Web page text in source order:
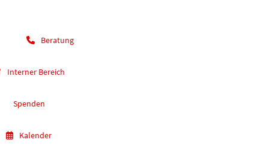
Beratung
Interner Bereich
Spenden
Kalender